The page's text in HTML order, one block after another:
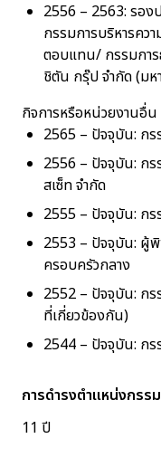
2556 – 2563: รอง
กรรมการบริหารคว
ตอบแทน/ กรรมการ
ชิตัน กรุ๊ป จำกัด (มห
กิจการหรือหน่วยงานอื่น
2565 – ปัจจุบัน: กร
2556 – ปัจจุบัน: ก
สเซ็ท จำกัด
2555 – ปัจจุบัน: กร
2553 – ปัจจุบัน: ผู้
ครอบครัวกลาง
2552 – ปัจจุบัน: ก
ที่เกี่ยวข้องกัน)
2544 – ปัจจุบัน: ก
การดำรงตำแหน่งกรร
11 ปี